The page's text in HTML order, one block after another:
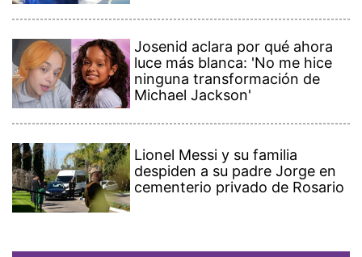
Josenid aclara por qué ahora
luce más blanca: 'No me hice
ninguna transformación de
Michael Jackson'
Lionel Messi y su familia
despiden a su padre Jorge en
cementerio privado de Rosario